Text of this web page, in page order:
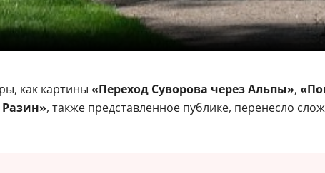
как картины «Переход Суворова через Альпы»,
, также представленное публике, перенесло